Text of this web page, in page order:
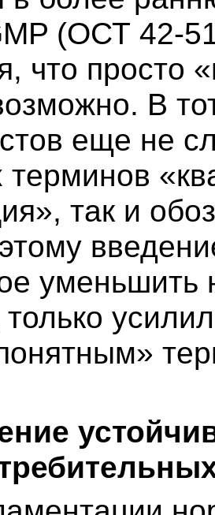
(ОСТ 42-
что просто
В
еще не
терминов
так и
уменьшить